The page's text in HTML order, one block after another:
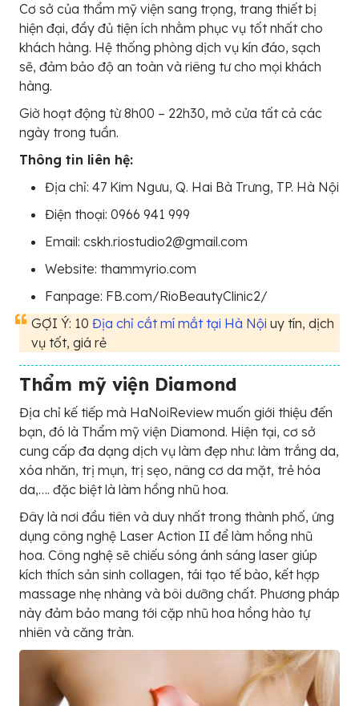
Cơ sở của thẩm mỹ viện sang trọng, trang thiết bị
hiện đại, đầy đủ tiện ích nhằm phục vụ tốt nhất cho
khách hàng. Hệ thống phòng dịch vụ kín đáo, sạch
sẽ, đảm bảo độ an toàn và riêng tư cho mọi khách
hàng.
Giờ hoạt động từ 8h00 – 22h30, mở cửa tất cả các
ngày trong tuần.
Thông tin liên hệ:
Địa chỉ: 47 Kim Ngưu, Q. Hai Bà Trưng, TP. Hà Nội
Điện thoại: 0966 941 999
Email: cskh.riostudio2@gmail.com
Website: thammyrio.com
Fanpage: FB.com/RioBeautyClinic2/
GỢI Ý: 10 Địa chỉ cắt mí mắt tại Hà Nội uy tín, dịch
vụ tốt, giá rẻ
Thẩm mỹ viện Diamond
Địa chỉ kế tiếp mà HaNoiReview muốn giới thiệu đến
bạn, đó là Thẩm mỹ viện Diamond. Hiện tại, cơ sở
cung cấp đa dạng dịch vụ làm đẹp như: làm trắng da,
xóa nhăn, trị mụn, trị sẹo, nâng cơ da mặt, trẻ hóa
da,…. đặc biệt là làm hồng nhũ hoa.
Đây là nơi đầu tiên và duy nhất trong thành phố, ứng
dụng công nghệ Laser Action II để làm hồng nhũ
hoa. Công nghệ sẽ chiếu sóng ánh sáng laser giúp
kích thích sản sinh collagen, tái tạo tế bào, kết hợp
massage nhẹ nhàng và bôi dưỡng chất. Phương pháp
này đảm bảo mang tới cặp nhũ hoa hồng hào tự
nhiên và căng tràn.